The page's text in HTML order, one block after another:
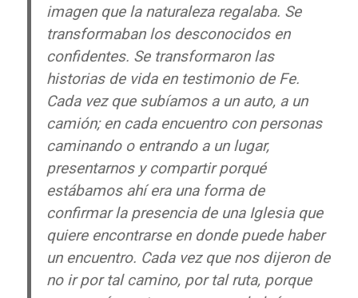
imagen que la naturaleza regalaba. Se
transformaban los desconocidos en
confidentes. Se transformaron las
historias de vida en testimonio de Fe.
Cada vez que subíamos a un auto, a un
camión; en cada encuentro con personas
caminando o entrando a un lugar,
presentarnos y compartir porqué
estábamos ahí era una forma de
confirmar la presencia de una Iglesia que
quiere encontrarse en donde puede haber
un encuentro. Cada vez que nos dijeron de
no ir por tal camino, por tal ruta, porque